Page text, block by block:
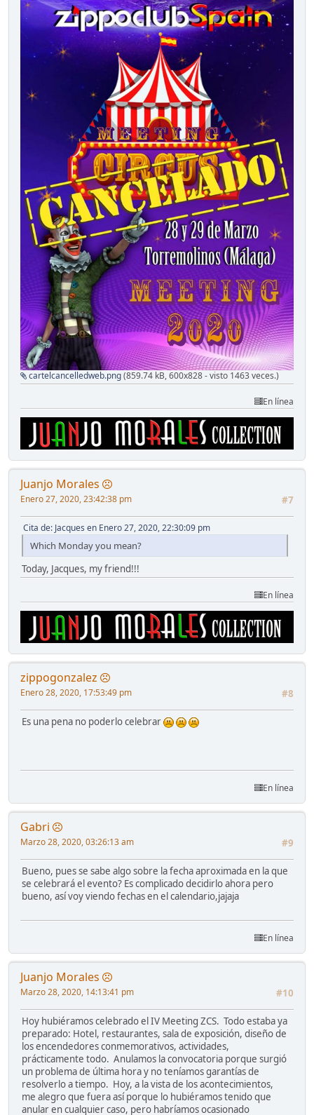
cartelcancelledweb.png(859.74 kB, 600x828 - visto 1463 veces.)
En línea
Juanjo Morales
#7
Enero 27, 2020, 23:42:38 pm
Cita de: Jacques en Enero 27, 2020, 22:30:09 pm
Which Monday you mean?
Today, Jacques, my friend!!!
En línea
zippogonzalez
#8
Enero 28, 2020, 17:53:49 pm
Es una pena no poderlo celebrar
En línea
Gabri
#9
Marzo 28, 2020, 03:26:13 am
Bueno, pues se sabe algo sobre la fecha aproximada en la que
se celebrará el evento? Es complicado decidirlo ahora pero
bueno, así voy viendo fechas en el calendario,jajaja
En línea
Juanjo Morales
#10
Marzo 28, 2020, 14:13:41 pm
Hoy hubiéramos celebrado el IV Meeting ZCS. Todo estaba ya
preparado: Hotel, restaurantes, sala de exposición, diseño de
los encendedores conmemorativos, actividades,
prácticamente todo. Anulamos la convocatoria porque surgió
un problema de última hora y no teníamos garantías de
resolverlo a tiempo. Hoy, a la vista de los acontecimientos,
me alegro que fuera así porque lo hubiéramos tenido que
anular en cualquier caso, pero habríamos ocasionado